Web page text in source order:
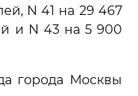
N 41 на 29 467
и N 43 на 5 900
города Москвы